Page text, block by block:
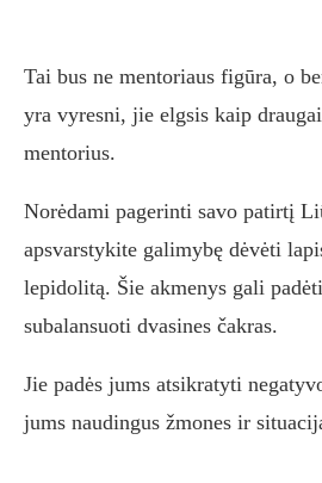
Tai bus ne mentoriaus figūra, o
yra vyresni, jie elgsis kaip
mentorius.
Norėdami pagerinti savo patirtį
apsvarstykite galimybę dėvėti
lepidolitą. Šie akmenys gali
subalansuoti dvasines čakras.
Jie padės jums atsikratyti
jums naudingus žmones ir